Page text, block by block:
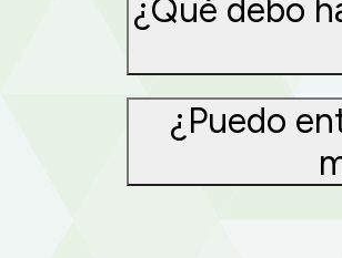
¿Qué debo
¿Puedo